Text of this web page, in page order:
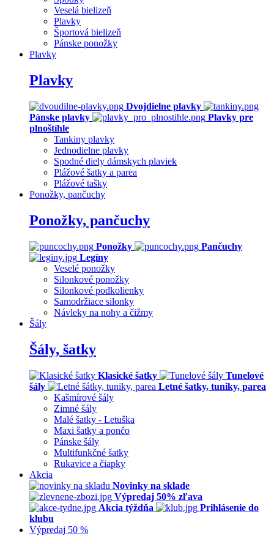
Veselá bielizeň
Plavky
Športová bielizeň
Pánske ponožky
Plavky
Plavky
Dvojdielne plavky
Pánske plavky
Plavky pre
plnoštíhle
Tankiny plavky
Jednodielne plavky
Spodné diely dámskych plaviek
Plážové šatky a parea
Plážové tašky
Ponožky, pančuchy
Ponožky, pančuchy
Ponožky
Pančuchy
Legíny
Veselé ponožky
Silonkové ponožky
Silonkové podkolienky
Samodržiace silonky
Návleky na nohy a čižmy
Šály
Šály, šatky
Klasické šatky
Tunelové
šály
Letné šatky, tuniky, parea
Kašmírové šály
Zimné šály
Malé šatky - Letuška
Maxi šatky a pončo
Pánske šály
Multifunkčné šatky
Rukavice a čiapky
Akcia
Novinky na sklade
Výpredaj 50% zľava
Akcia týždňa
Prihlásenie do
klubu
Výpredaj 50 %